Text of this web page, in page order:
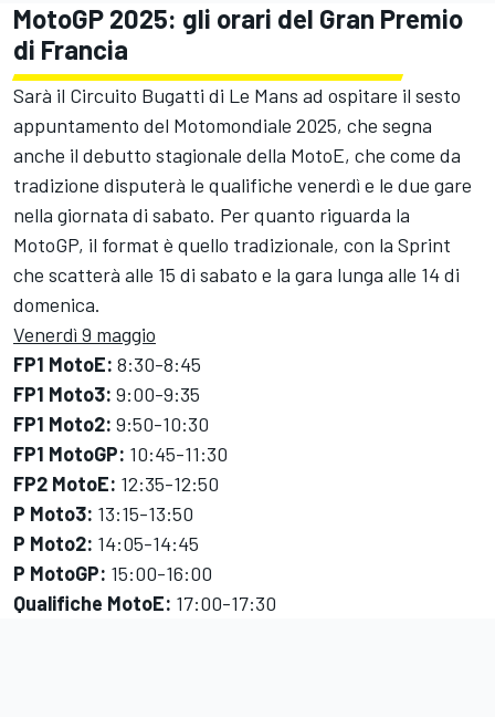
MotoGP 2025: gli orari del Gran Premio
di Francia
Sarà il Circuito Bugatti di Le Mans ad ospitare il sesto
appuntamento del Motomondiale 2025, che segna
anche il debutto stagionale della MotoE, che come da
tradizione disputerà le qualifiche venerdì e le due gare
nella giornata di sabato. Per quanto riguarda la
MotoGP, il format è quello tradizionale, con la Sprint
che scatterà alle 15 di sabato e la gara lunga alle 14 di
domenica.
Venerdì 9 maggio
FP1 MotoE: 8:30-8:45
FP1 Moto3: 9:00-9:35
FP1 Moto2: 9:50-10:30
FP1 MotoGP: 10:45-11:30
FP2 MotoE: 12:35-12:50
P Moto3: 13:15-13:50
P Moto2: 14:05-14:45
P MotoGP: 15:00-16:00
Qualifiche MotoE: 17:00-17:30